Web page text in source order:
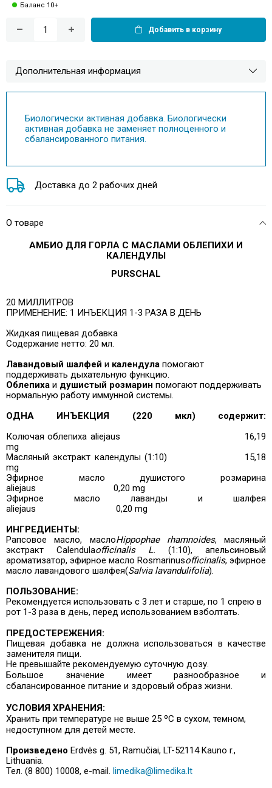
Баланс 10+
Добавить в корзину
Дополнительная информация
Биологически активная добавка. Биологически
активная добавка не заменяет полноценного и
сбалансированного питания.
Доставка до 2 рабочих дней
О товаре
АМБИО ДЛЯ ГОРЛА С МАСЛАМИ ОБЛЕПИХИ И
КАЛЕНДУЛЫ
PURSCHAL
20 МИЛЛИТРОВ
ПРИМЕНЕНИЕ: 1 ИНЪЕКЦИЯ 1-3 РАЗА В ДЕНЬ
Жидкая пищевая добавка
Содержание нетто: 20 мл.
Лавандовый шалфей и календула помогают
поддерживать дыхательную функцию.
Облепиха и душистый розмарин помогают поддерживать
нормальную работу иммунной системы.
ОДНА ИНЪЕКЦИЯ (220 мкл) содержит:
Колючая облепиха aliejaus
16,19
mg
Масляный экстракт календулы (1:10)
15,18
mg
Эфирное масло душистого розмарина
aliejaus
0,20 mg
Эфирное масло лаванды и шалфея
aliejaus
0,20 mg
ИНГРЕДИЕНТЫ:
Рапсовое масло, маслоHippophae rhamnoides, масляный
экстракт Calendulaofficinalis L. (1:10), апельсиновый
ароматизатор, эфирное масло Rosmarinusofficinalis, эфирное
масло лавандового шалфея(Salvia lavandulifolia).
ПОЛЬЗОВАНИЕ:
Рекомендуется использовать с 3 лет и старше, по 1 спрею в
рот 1-3 раза в день, перед использованием взболтать.
ПРЕДОСТЕРЕЖЕНИЯ:
Пищевая добавка не должна использоваться в качестве
заменителя пищи.
Не превышайте рекомендуемую суточную дозу.
Большое значение имеет разнообразное и
сбалансированное питание и здоровый образ жизни.
УСЛОВИЯ ХРАНЕНИЯ:
Хранить при температуре не выше 25 ºC в сухом, темном,
недоступном для детей месте.
Произведено Erdvės g. 51, Ramučiai, LT-52114 Kauno r.,
Lithuania.
Тел. (8 800) 10008, e-mail. limedika@limedika.lt